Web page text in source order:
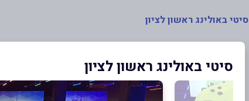
סיטי באולינג ראשון לציון
סיטי באולינג ראשון לציון